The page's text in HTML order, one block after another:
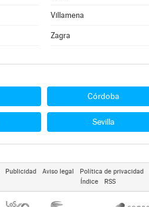
Villamena
Zagra
Córdoba
Sevilla
Publicidad Aviso legal Política de privacidad
Índice
RSS